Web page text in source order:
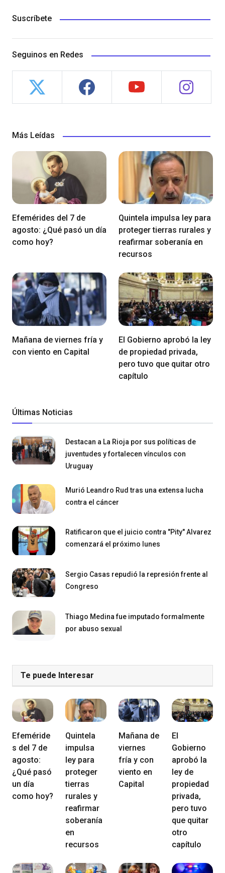
Suscríbete
Seguinos en Redes
Más Leídas
Efemérides del 7 de
agosto: ¿Qué pasó un día
como hoy?
Quintela impulsa ley para
proteger tierras rurales y
reafirmar soberanía en
recursos
Mañana de viernes fría y
con viento en Capital
El Gobierno aprobó la ley
de propiedad privada,
pero tuvo que quitar otro
capítulo
Últimas Noticias
Destacan a La Rioja por sus políticas de
juventudes y fortalecen vínculos con
Uruguay
Murió Leandro Rud tras una extensa lucha
contra el cáncer
Ratificaron que el juicio contra "Pity" Alvarez
comenzará el próximo lunes
Sergio Casas repudió la represión frente al
Congreso
Thiago Medina fue imputado formalmente
por abuso sexual
Te puede Interesar
Efeméride
s del 7 de
agosto:
¿Qué pasó
un día
como hoy?
Quintela
impulsa
ley para
proteger
tierras
rurales y
reafirmar
soberanía
en
recursos
Mañana de
viernes
fría y con
viento en
Capital
El
Gobierno
aprobó la
ley de
propiedad
privada,
pero tuvo
que quitar
otro
capítulo